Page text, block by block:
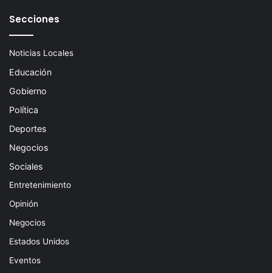
Secciones
Noticias Locales
Educación
Gobierno
Política
Deportes
Negocios
Sociales
Entretenimiento
Opinión
Negocios
Estados Unidos
Eventos